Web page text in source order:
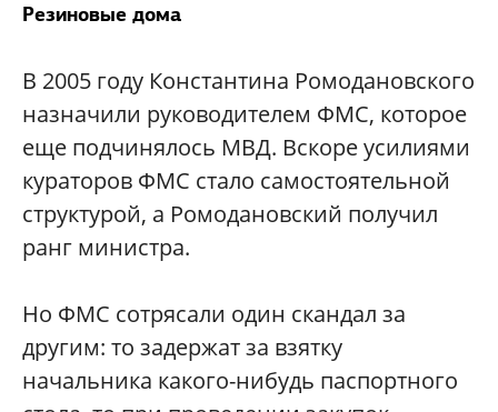
Резиновые дома
В 2005 году Константина Ромодановского
назначили руководителем ФМС, которое
еще подчинялось МВД. Вскоре усилиями
кураторов ФМС стало самостоятельной
структурой, а Ромодановский получил
ранг министра.
Но ФМС сотрясали один скандал за
другим: то задержат за взятку
начальника какого-нибудь паспортного